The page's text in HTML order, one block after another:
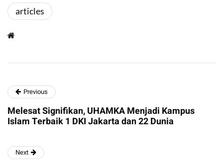
articles
Previous
Melesat Signifikan, UHAMKA Menjadi Kampus
Islam Terbaik 1 DKI Jakarta dan 22 Dunia
Next